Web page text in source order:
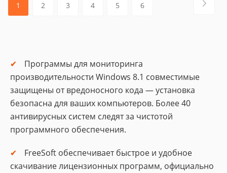
1 2 3 4 5 6
Программы для мониторинга
производительности Windows 8.1 совместимые
защищены от вредоносного кода — установка
безопасна для ваших компьютеров. Более 40
антивирусных систем следят за чистотой
программного обеспечения.
FreeSoft обеспечивает быстрое и удобное
скачивание лицензионных программ, официально